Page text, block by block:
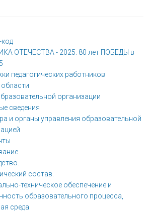
ОТЕЧЕСТВА - 2025. 80 лет ПОБЕДЫ в
педагогических работников
организации
сведения
и органы управления образовательной
состав.
техническое обеспечение и
образовательного процесса,
среда